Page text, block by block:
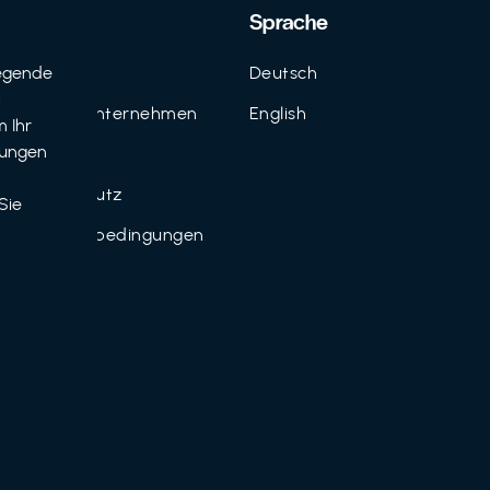
Kontakt
FAQ für Unternehmen
Imprint
Datenschutz
Nutzungsbedingungen
Sprache
Deutsch
English
Ihr